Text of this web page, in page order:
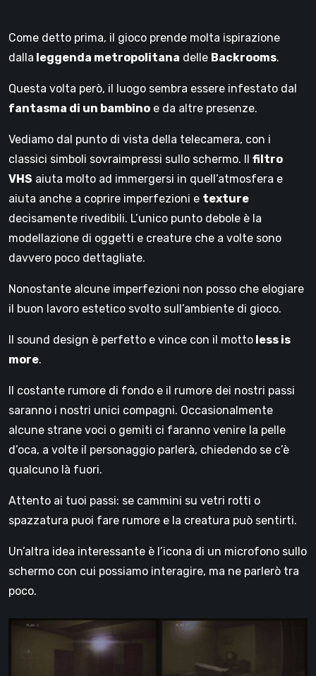
Come detto prima, il gioco prende molta ispirazione
dalla leggenda metropolitana delle Backrooms.
Questa volta però, il luogo sembra essere infestato dal
fantasma di un bambino e da altre presenze.
Vediamo dal punto di vista della telecamera, con i
classici simboli sovraimpressi sullo schermo. Il filtro
VHS aiuta molto ad immergersi in quell’atmosfera e
aiuta anche a coprire imperfezioni e texture
decisamente rivedibili. L’unico punto debole è la
modellazione di oggetti e creature che a volte sono
davvero poco dettagliate.
Nonostante alcune imperfezioni non posso che elogiare
il buon lavoro estetico svolto sull’ambiente di gioco.
Il sound design è perfetto e vince con il motto less is
more.
Il costante rumore di fondo e il rumore dei nostri passi
saranno i nostri unici compagni. Occasionalmente
alcune strane voci o gemiti ci faranno venire la pelle
d’oca, a volte il personaggio parlerà, chiedendo se c’è
qualcuno là fuori.
Attento ai tuoi passi: se cammini su vetri rotti o
spazzatura puoi fare rumore e la creatura può sentirti.
Un’altra idea interessante è l’icona di un microfono sullo
schermo con cui possiamo interagire, ma ne parlerò tra
poco.